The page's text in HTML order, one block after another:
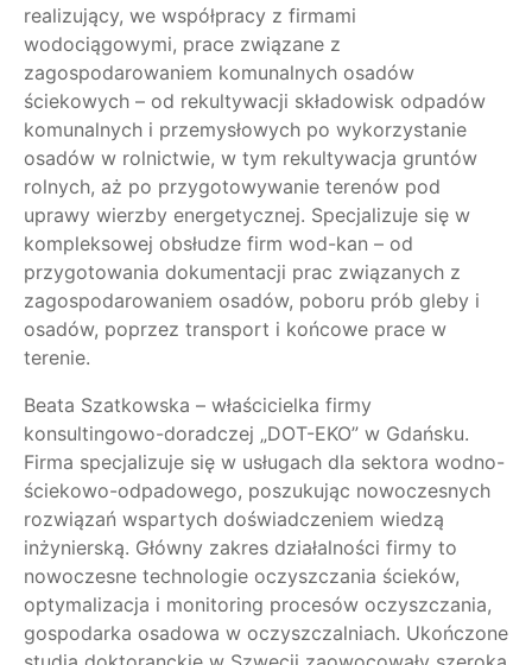
realizujący, we współpracy z firmami
wodociągowymi, prace związane z
zagospodarowaniem komunalnych osadów
ściekowych – od rekultywacji składowisk odpadów
komunalnych i przemysłowych po wykorzystanie
osadów w rolnictwie, w tym rekultywacja gruntów
rolnych, aż po przygotowywanie terenów pod
uprawy wierzby energetycznej. Specjalizuje się w
kompleksowej obsłudze firm wod-kan – od
przygotowania dokumentacji prac związanych z
zagospodarowaniem osadów, poboru prób gleby i
osadów, poprzez transport i końcowe prace w
terenie.
Beata Szatkowska – właścicielka firmy
konsultingowo-doradczej „DOT-EKO” w Gdańsku.
Firma specjalizuje się w usługach dla sektora wodno-
ściekowo-odpadowego, poszukując nowoczesnych
rozwiązań wspartych doświadczeniem wiedzą
inżynierską. Główny zakres działalności firmy to
nowoczesne technologie oczyszczania ścieków,
optymalizacja i monitoring procesów oczyszczania,
gospodarka osadowa w oczyszczalniach. Ukończone